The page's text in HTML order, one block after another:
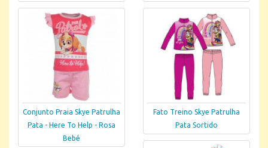
Conjunto Praia Skye Patrulha
Pata - Here To Help - Rosa
Bebé
Fato Treino Skye Patrulha
Pata Sortido